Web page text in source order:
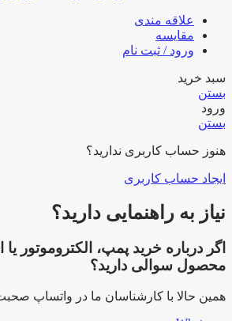
علاقه مندی
مقایسه
ورود / ثبت نام
سبد خرید
بستن
ورود
بستن
هنوز حساب کاربری ندارید؟
ایجاد حساب کاربری
نیاز به راهنمایی دارید؟
اگر درباره خرید پمپ، الکتروموتور
محصول سوالی دارید؟
همین حالا با کارشناسان ما در واتساپ